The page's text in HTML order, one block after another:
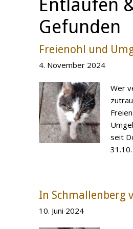
Entlaufen
Gefunden
Freienohl und
4. November 2024
Wer
seit
In Schmallenberg
10. Juni 2024